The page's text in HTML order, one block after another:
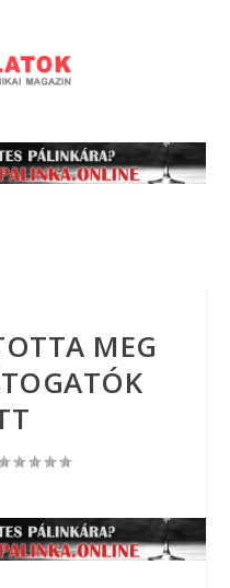
MEG